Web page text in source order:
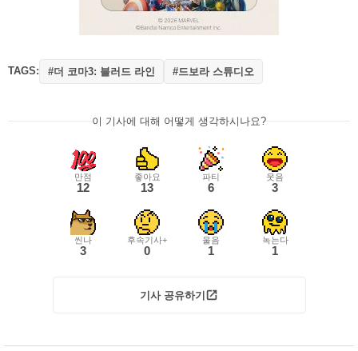
TAGS: #더 코마3: 블러드 라인 #드보라 스튜디오
이 기사에 대해 어떻게 생각하시나요?
만점
12
좋아요
13
파티
6
웃음
3
씬나
3
후속기사+
0
울음
1
녹는다
1
기사 공유하기